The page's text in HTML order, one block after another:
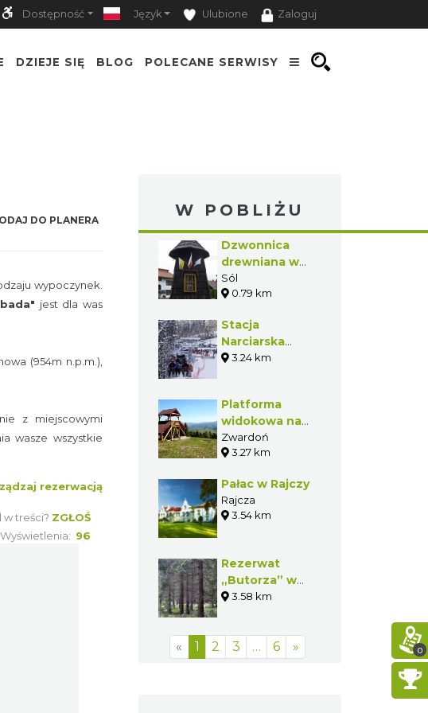
Dostępność Język Ulubione Zaloguj
DZIEJE SIĘ BLOG POLECANE SERWISY
DO PLANERA
wypoczynek.
jest dla was
(954m n.p.m.),
z miejscowymi
wasze wszystkie
rezerwacją
w treści? ZGŁOŚ
Wyświetlenia: 96
W POBLIŻU
Dzwonnica
drewniana w
Soli
Sól
0.79 km
Stacja
Narciarska
Zwardoń Ski
3.24 km
Platforma
widokowa na
Dużym
Rachowcu w
Zwardoń
3.27 km
Pałac w Rajczy
Rajcza
3.54 km
Rezerwat
„Butorza” w
Soli3.58 km
« 1 2 3 … 6 » 0